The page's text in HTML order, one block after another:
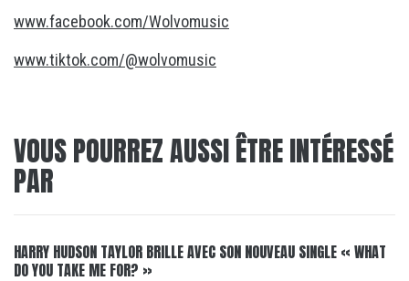
www.facebook.com/Wolvomusic
www.tiktok.com/@wolvomusic
VOUS POURREZ AUSSI ÊTRE INTÉRESSÉ
PAR
HARRY HUDSON TAYLOR BRILLE AVEC SON NOUVEAU SINGLE « WHAT
DO YOU TAKE ME FOR? »